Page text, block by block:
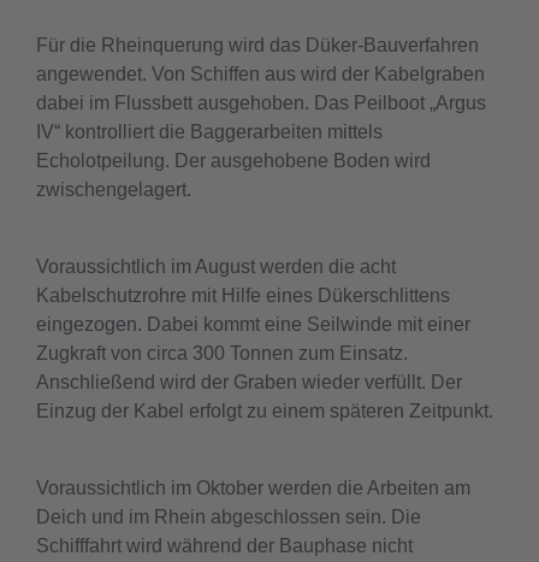
Für die Rheinquerung wird das Düker-Bauverfahren
angewendet. Von Schiffen aus wird der Kabelgraben
dabei im Flussbett ausgehoben. Das Peilboot „Argus
IV“ kontrolliert die Baggerarbeiten mittels
Echolotpeilung. Der ausgehobene Boden wird
zwischengelagert.
Voraussichtlich im August werden die acht
Kabelschutzrohre mit Hilfe eines Dükerschlittens
eingezogen. Dabei kommt eine Seilwinde mit einer
Zugkraft von circa 300 Tonnen zum Einsatz.
Anschließend wird der Graben wieder verfüllt. Der
Einzug der Kabel erfolgt zu einem späteren Zeitpunkt.
Voraussichtlich im Oktober werden die Arbeiten am
Deich und im Rhein abgeschlossen sein. Die
Schifffahrt wird während der Bauphase nicht